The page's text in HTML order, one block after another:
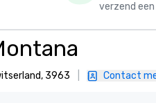
verzend
3963 Contact